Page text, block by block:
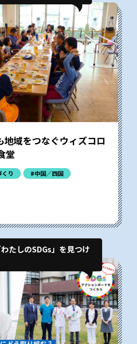
地域をつなぐウィズコロ
堂
り
#中国／四国
たしのSDGs」を見つけ